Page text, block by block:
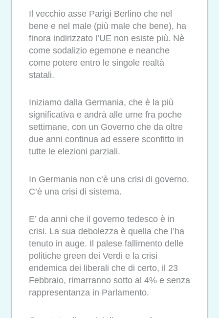
Il vecchio asse Parigi Berlino che nel
bene e nel male (più male che bene), ha
finora indirizzato l’UE non esiste più. Nè
come sodalizio egemone e neanche
come potere entro le singole realtà
statali.
Iniziamo dalla Germania, che è la più
significativa e andrà alle urne fra poche
settimane, con un Governo che da oltre
due anni continua ad essere sconfitto in
tutte le elezioni parziali.
In Germania non c’è una crisi di governo.
C’è una crisi di sistema.
E’ da anni che il governo tedesco è in
crisi. La sua debolezza è quella che l’ha
tenuto in auge. Il palese fallimento delle
politiche green dei Verdi e la crisi
endemica dei liberali che di certo, il 23
Febbraio, rimarranno sotto al 4% e senza
rappresentanza in Parlamento.